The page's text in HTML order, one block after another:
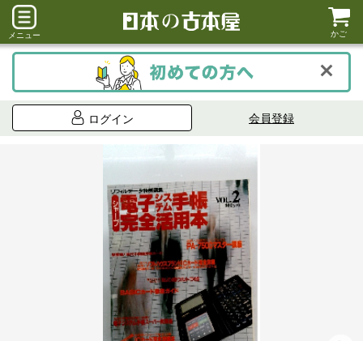
メニュー かご
ログイン 会員登録